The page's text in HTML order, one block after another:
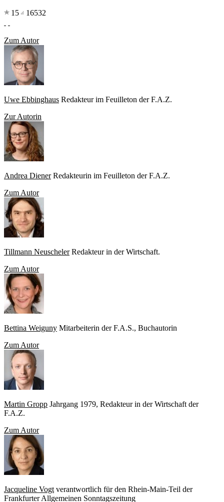
15 16532
Zum Autor
Uwe Ebbinghaus Redakteur im Feuilleton der F.A.Z.
Zur Autorin
Andrea Diener Redakteurin im Feuilleton der F.A.Z.
Zum Autor
Tillmann Neuscheler Redakteur in der Wirtschaft.
Zum Autor
Bettina Weiguny Mitarbeiterin der F.A.S., Buchautorin
Zum Autor
Martin Gropp Jahrgang 1979, Redakteur in der Wirtschaft der
F.A.Z.
Zum Autor
Jacqueline Vogt verantwortlich für den Rhein-Main-Teil der
Frankfurter Allgemeinen Sonntagszeitung